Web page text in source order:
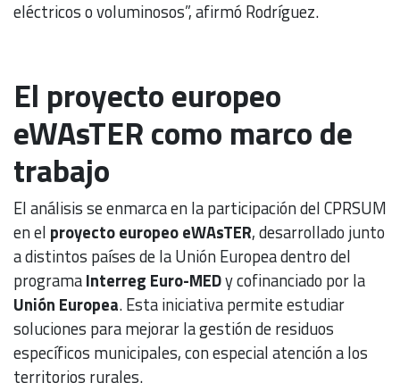
eléctricos o voluminosos”, afirmó Rodríguez.
El proyecto europeo
eWAsTER como marco de
trabajo
El análisis se enmarca en la participación del CPRSUM
en el proyecto europeo eWAsTER, desarrollado junto
a distintos países de la Unión Europea dentro del
programaInterreg Euro-MEDy cofinanciado por la
Unión Europea. Esta iniciativa permite estudiar
soluciones para mejorar la gestión de residuos
específicos municipales, con especial atención a los
territorios rurales.